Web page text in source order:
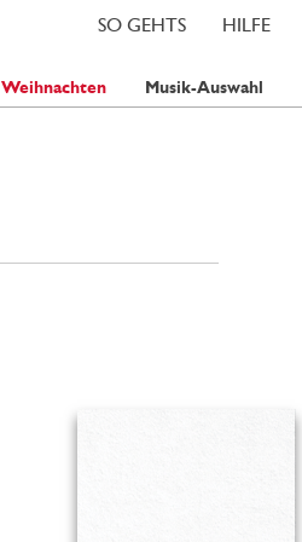
HILFE
SO GEHTS
Weihnachten Musik-Auswahl